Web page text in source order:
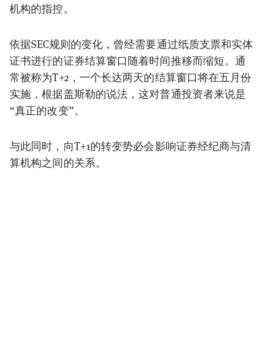
机构的指控。
依据SEC规则的变化，曾经需要通过纸质支票和实体
证书进行的证券结算窗口随着时间推移而缩短。通
常被称为T+2，一个长达两天的结算窗口将在五月份
实施，根据盖斯勒的说法，这对普通投资者来说是
“真正的改变”。
与此同时，向T+1的转变势必会影响证券经纪商与清
算机构之间的关系。